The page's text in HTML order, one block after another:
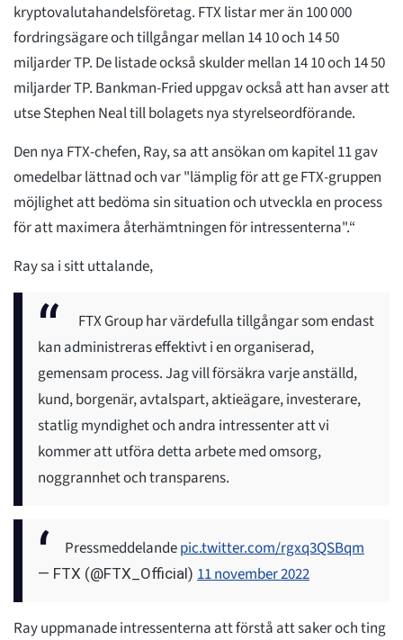
kryptovalutahandelsföretag. FTX listar mer än 100 000
fordringsägare och tillgångar mellan 14 10 och 14 50
miljarder TP. De listade också skulder mellan 14 10 och 14 50
miljarder TP. Bankman-Fried uppgav också att han avser att
utse Stephen Neal till bolagets nya styrelseordförande.
Den nya FTX-chefen, Ray, sa att ansökan om kapitel 11 gav
omedelbar lättnad och var "lämplig för att ge FTX-gruppen
möjlighet att bedöma sin situation och utveckla en process
för att maximera återhämtningen för intressenterna".“
Ray sa i sitt uttalande,
FTX Group har värdefulla tillgångar som endast
kan administreras effektivt i en organiserad,
gemensam process. Jag vill försäkra varje anställd,
kund, borgenär, avtalspart, aktieägare, investerare,
statlig myndighet och andra intressenter att vi
kommer att utföra detta arbete med omsorg,
noggrannhet och transparens.
Pressmeddelandepic.twitter.com/rgxq3QSBqm
— FTX (@FTX_Official) 11 november 2022
Ray uppmanade intressenterna att förstå att saker och ting